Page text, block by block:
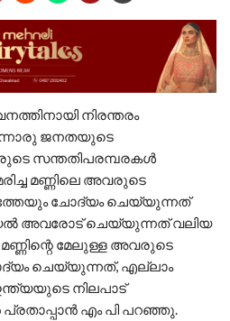
നിരന്തരം
ജനതയുടെ
സന്തതിപരമ്പരകൾ
മണ്ണിലെ അവരുടെ
ചോദ്യം ചെയ്യുന്നത്
അവരോട് ചെയ്യുന്നത് വലിയ
മേലുള്ള അവരുടെ
ചെയ്യുന്നത്, എല്ലാം
നിലപാട്
പ്രതാപ്പാൻ എം പി പറഞ്ഞു.